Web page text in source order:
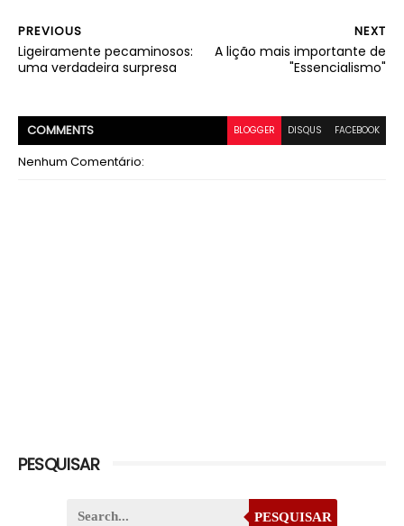
NEXT
A lição mais importante de
"Essencialismo"
PREVIOUS
Ligeiramente pecaminosos:
uma verdadeira surpresa
COMMENTS BLOGGER DISQUS FACEBOOK
Nenhum Comentário:
PESQUISAR
PESQUISAR